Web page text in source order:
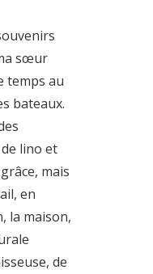
sœur
temps au
bateaux.
lino et
mais
en
la maison,
de